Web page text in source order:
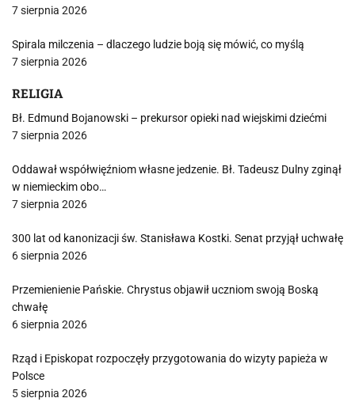
7 sierpnia 2026
Spirala milczenia – dlaczego ludzie boją się mówić, co myślą
7 sierpnia 2026
RELIGIA
Bł. Edmund Bojanowski – prekursor opieki nad wiejskimi dziećmi
7 sierpnia 2026
Oddawał współwięźniom własne jedzenie. Bł. Tadeusz Dulny zginął
w niemieckim obo…
7 sierpnia 2026
300 lat od kanonizacji św. Stanisława Kostki. Senat przyjął uchwałę
6 sierpnia 2026
Przemienienie Pańskie. Chrystus objawił uczniom swoją Boską
chwałę
6 sierpnia 2026
Rząd i Episkopat rozpoczęły przygotowania do wizyty papieża w
Polsce
5 sierpnia 2026